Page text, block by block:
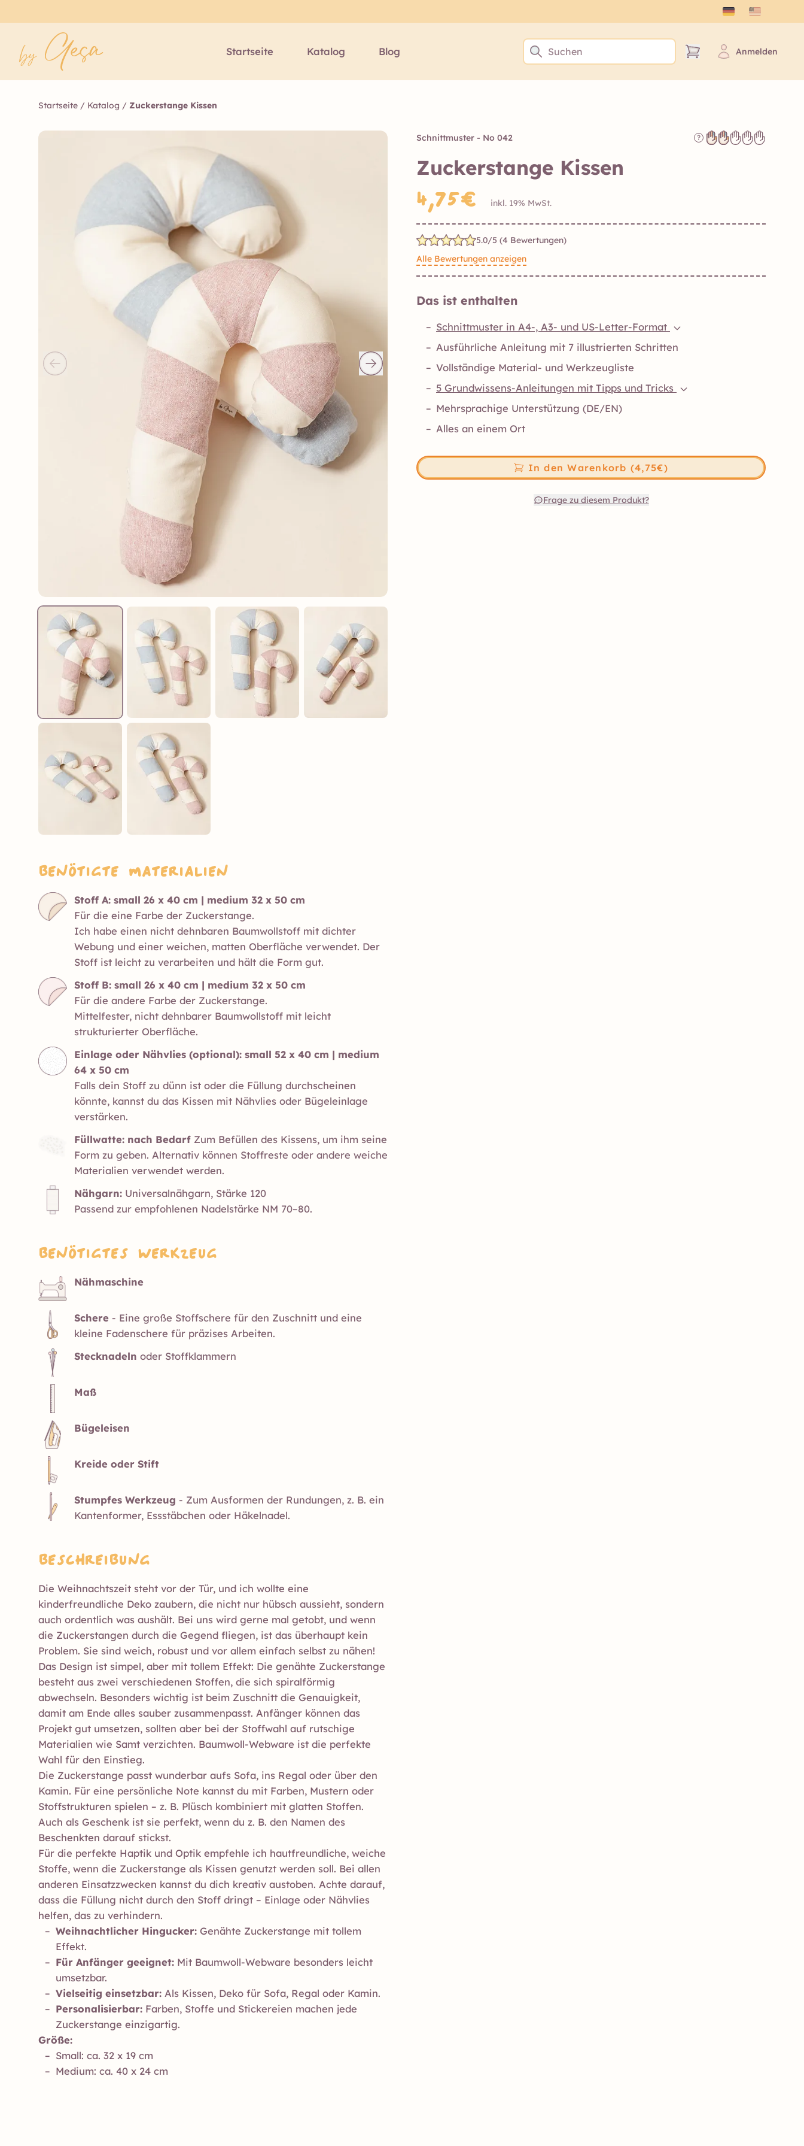
Startseite Katalog Blog Anmelden
Startseite / Katalog / Zuckerstange Kissen
Benötigte Materialien
Stoff A: small 26 x 40 cm | medium 32 x 50 cm
Für die eine Farbe der Zuckerstange.
Ich habe einen nicht dehnbaren Baumwollstoff mit dichter
Webung und einer weichen, matten Oberfläche verwendet. Der
Stoff ist leicht zu verarbeiten und hält die Form gut.
Stoff B: small 26 x 40 cm | medium 32 x 50 cm
Für die andere Farbe der Zuckerstange.
Mittelfester, nicht dehnbarer Baumwollstoff mit leicht
strukturierter Oberfläche.
Einlage oder Nähvlies (optional): small 52 x 40 cm | medium
64 x 50 cm
Falls dein Stoff zu dünn ist oder die Füllung durchscheinen
könnte, kannst du das Kissen mit Nähvlies oder Bügeleinlage
verstärken.
Füllwatte: nach Bedarf Zum Befüllen des Kissens, um ihm seine
Form zu geben. Alternativ können Stoffreste oder andere weiche
Materialien verwendet werden.
Nähgarn: Universalnähgarn, Stärke 120
Passend zur empfohlenen Nadelstärke NM 70–80.
Benötigtes Werkzeug
Nähmaschine
Schere - Eine große Stoffschere für den Zuschnitt und eine
kleine Fadenschere für präzises Arbeiten.
Stecknadeln oder Stoffklammern
Maß
Bügeleisen
Kreide oder Stift
Stumpfes Werkzeug - Zum Ausformen der Rundungen, z. B. ein
Kantenformer, Essstäbchen oder Häkelnadel.
Beschreibung
Die Weihnachtszeit steht vor der Tür, und ich wollte eine
kinderfreundliche Deko zaubern, die nicht nur hübsch aussieht, sondern
auch ordentlich was aushält. Bei uns wird gerne mal getobt, und wenn
die Zuckerstangen durch die Gegend fliegen, ist das überhaupt kein
Problem. Sie sind weich, robust und vor allem einfach selbst zu nähen!
Das Design ist simpel, aber mit tollem Effekt: Die genähte Zuckerstange
besteht aus zwei verschiedenen Stoffen, die sich spiralförmig
abwechseln. Besonders wichtig ist beim Zuschnitt die Genauigkeit,
damit am Ende alles sauber zusammenpasst. Anfänger können das
Projekt gut umsetzen, sollten aber bei der Stoffwahl auf rutschige
Materialien wie Samt verzichten. Baumwoll-Webware ist die perfekte
Wahl für den Einstieg.
Die Zuckerstange passt wunderbar aufs Sofa, ins Regal oder über den
Kamin. Für eine persönliche Note kannst du mit Farben, Mustern oder
Stoffstrukturen spielen – z. B. Plüsch kombiniert mit glatten Stoffen.
Auch als Geschenk ist sie perfekt, wenn du z. B. den Namen des
Beschenkten darauf stickst.
Für die perfekte Haptik und Optik empfehle ich hautfreundliche, weiche
Stoffe, wenn die Zuckerstange als Kissen genutzt werden soll. Bei allen
anderen Einsatzzwecken kannst du dich kreativ austoben. Achte darauf,
dass die Füllung nicht durch den Stoff dringt – Einlage oder Nähvlies
helfen, das zu verhindern.
Weihnachtlicher Hingucker: Genähte Zuckerstange mit tollem
Effekt.
Für Anfänger geeignet: Mit Baumwoll-Webware besonders leicht
umsetzbar.
Vielseitig einsetzbar: Als Kissen, Deko für Sofa, Regal oder Kamin.
Personalisierbar: Farben, Stoffe und Stickereien machen jede
Zuckerstange einzigartig.
Größe:
Small: ca. 32 x 19 cm
Medium: ca. 40 x 24 cm
Schnittmuster - No 042 ?
Zuckerstange Kissen
4,75€
inkl. 19% MwSt.
5.0/5 (4 Bewertungen)
Alle Bewertungen anzeigen
Das ist enthalten
– Schnittmuster in A4-, A3- und US-Letter-Format
– Ausführliche Anleitung mit 7 illustrierten Schritten
– Vollständige Material- und Werkzeugliste
– 5 Grundwissens-Anleitungen mit Tipps und Tricks
– Mehrsprachige Unterstützung (DE/EN)
– Alles an einem Ort
In den Warenkorb (4,75€)
Frage zu diesem Produkt?